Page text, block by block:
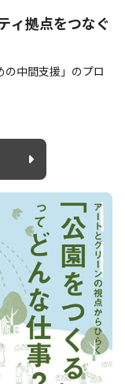
ィ拠点をつなぐ
の中間支援」のプロ